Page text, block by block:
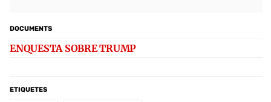
DOCUMENTS
ENQUESTA SOBRE TRUMP
ETIQUETES